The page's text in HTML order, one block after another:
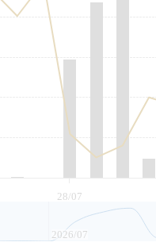
28/07
2026/07